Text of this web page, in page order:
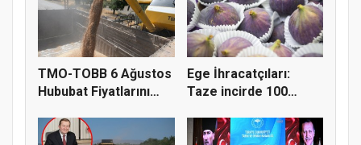
TMO-TOBB 6 Ağustos
Hububat Fiyatlarını
Ege İhracatçıları:
Taze incirde 100